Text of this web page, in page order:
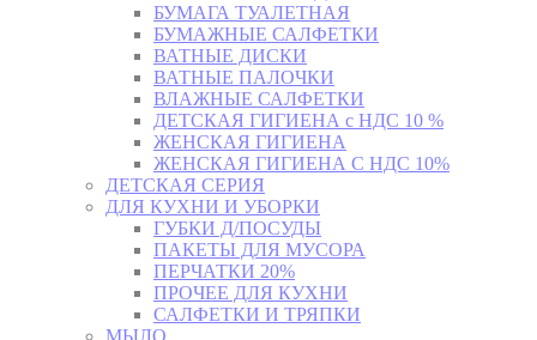
БУМАГА ТУАЛЕТНАЯ
БУМАЖНЫЕ САЛФЕТКИ
ВАТНЫЕ ДИСКИ
ВАТНЫЕ ПАЛОЧКИ
ВЛАЖНЫЕ САЛФЕТКИ
ДЕТСКАЯ ГИГИЕНА с НДС 10 %
ЖЕНСКАЯ ГИГИЕНА
ЖЕНСКАЯ ГИГИЕНА С НДС 10%
ДЕТСКАЯ СЕРИЯ
ДЛЯ КУХНИ И УБОРКИ
ГУБКИ Д/ПОСУДЫ
ПАКЕТЫ ДЛЯ МУСОРА
ПЕРЧАТКИ 20%
ПРОЧЕЕ ДЛЯ КУХНИ
САЛФЕТКИ И ТРЯПКИ